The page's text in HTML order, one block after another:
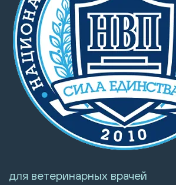
для ветеринарных врачей